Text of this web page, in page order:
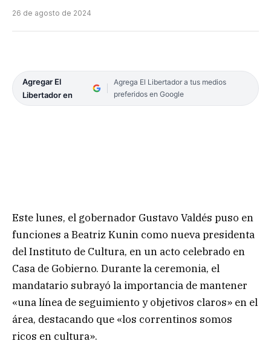
26 de agosto de 2024
Agregar El
Libertador en
Agrega El Libertador a tus medios
preferidos en Google
Este lunes, el gobernador Gustavo Valdés puso en
funciones a Beatriz Kunin como nueva presidenta
del Instituto de Cultura, en un acto celebrado en
Casa de Gobierno. Durante la ceremonia, el
mandatario subrayó la importancia de mantener
«una línea de seguimiento y objetivos claros» en el
área, destacando que «los correntinos somos
ricos en cultura».